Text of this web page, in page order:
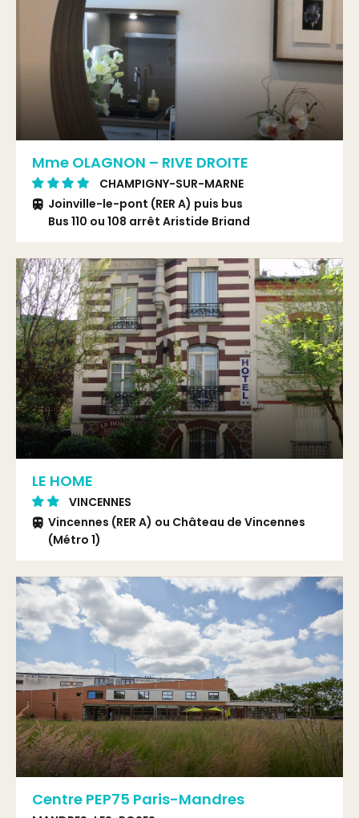
Mme OLAGNON – RIVE DROITE
CHAMPIGNY-SUR-MARNE
Joinville-le-pont (RER A) puis bus
Bus 110 ou 108 arrêt Aristide Briand
LE HOME
VINCENNES
Vincennes (RER A) ou Château de Vincennes
(Métro 1)
Centre PEP75 Paris-Mandres